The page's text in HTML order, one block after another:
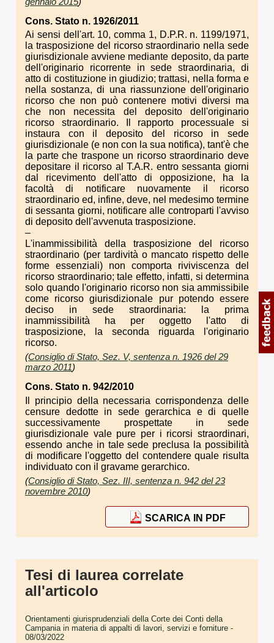
Cons. Stato n. 1926/2011
Ai sensi dell'art. 10, comma 1, D.P.R. n. 1199/1971,
la trasposizione del ricorso straordinario nella sede
giurisdizionale avviene mediante deposito, da parte
dell'originario ricorrente in sede straordinaria, di
atto di costituzione in giudizio; trattasi, nella forma e
nella sostanza, di una riassunzione dell'originario
ricorso che non può contenere motivi diversi ma
che non necessita del deposito dell'originario
ricorso straordinario. Il rapporto processuale si
instaura con il deposito del ricorso in sede
giurisdizionale (e non con la sua notifica), tant'è che
la parte che traspone un ricorso straordinario deve
depositare il ricorso al T.A.R. entro sessanta giorni
dal ricevimento dell'atto di opposizione, ha la
facoltà di notificare nuovamente il ricorso
straordinario ed, infine, deve, nel medesimo termine
di sessanta giorni, notificare alle controparti l'avviso
di deposito dell'avvenuta trasposizione.
–
L'inammissibilità della trasposizione del ricorso
straordinario (per tardività o mancato rispetto delle
forme essenziali) non comporta riviviscenza del
ricorso straordinario; tale effetto, infatti, si determina
solo quando l'originario ricorso non sia ammissibile
come ricorso giurisdizionale pur potendo essere
deciso in sede straordinaria: la prima
inammissibilità ha per oggetto l'atto di
trasposizione, la seconda riguarda l'originario
ricorso.
(Consiglio di Stato, Sez. V, sentenza n. 1926 del 29
marzo 2011)
Cons. Stato n. 942/2010
Il principio della necessaria corrispondenza delle
censure dedotte in sede gerarchica e di quelle
successivamente prospettate in sede
giurisdizionale vale pure per i ricorsi straordinari,
essendo anche in tale sede preclusa la possibilità
di modificare l'oggetto del contendere quale risulta
individuato con il gravame gerarchico.
(Consiglio di Stato, Sez. III, sentenza n. 942 del 23
novembre 2010)
SCARICA IN PDF
Tesi di laurea correlate
all'articolo
Orientamenti giurisprudenziali della Corte dei Conti della
Campania in materia di appalti di lavori, servizi e forniture -
08/03/2022